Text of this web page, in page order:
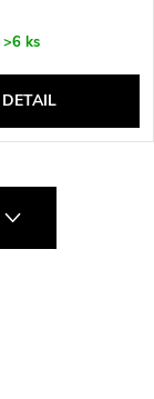
>6 ks
DETAIL